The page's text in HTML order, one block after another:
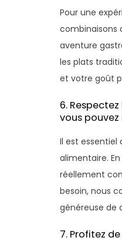
Pour une
combinaisons
aventure
les plats
et votre goût
6.
vous
Il est
alimentaire.
réellement
besoin, nous
généreuse de
7. Profitez